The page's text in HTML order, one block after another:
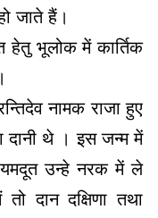
जाते हैं।
हेतु भूलोक में कार्तिक
नामक राजा हुए
दानी थे । इस जन्म में
उन्हे नरक में ले
दान दक्षिणा तथा